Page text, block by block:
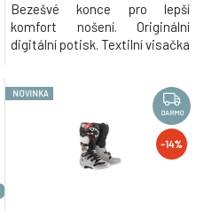
Bezešvé konce pro lepší
komfort nošení. Originální
digitální potisk. Textilní visačka
NOVINKA
DARMO
-14%